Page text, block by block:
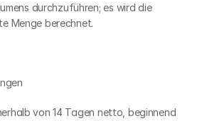
durchzuführen; es wird die
Menge berechnet.
von 14 Tagen netto, beginnend